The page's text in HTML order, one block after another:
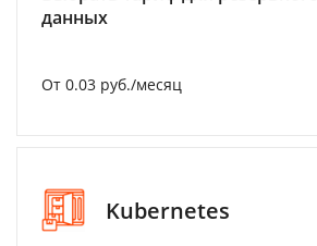
данных
От 0.03 руб./месяц
Kubernetes